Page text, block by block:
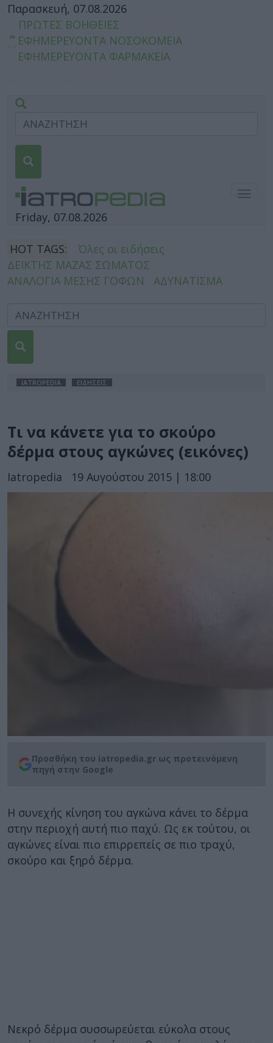
Παρασκευή, 07.08.2026
ΠΡΩΤΕΣ ΒΟΗΘΕΙΕΣ
ΕΦΗΜΕΡΕΥΟΝΤΑ ΝΟΣΟΚΟΜΕΙΑ
ΕΦΗΜΕΡΕΥΟΝΤΑ ΦΑΡΜΑΚΕΙΑ
Friday, 07.08.2026
HOT TAGS:
Όλες οι ειδήσεις
ΔΕΙΚΤΗΣ ΜΑΖΑΣ ΣΩΜΑΤΟΣ
ΑΝΑΛΟΓΙΑ ΜΕΣΗΣ ΓΟΦΩΝ
ΑΔΥΝΑΤΙΣΜΑ
IATROPEDIA ΕΙΔΗΣΕΙΣ
Τι να κάνετε για το σκούρο
δέρμα στους αγκώνες (εικόνες)
Iatropedia 19 Αυγούστου 2015 | 18:00
Προσθήκη του iatropedia.gr ως προτεινόμενη
πηγή στην Google
Η συνεχής κίνηση του αγκώνα κάνει το δέρμα
στην περιοχή αυτή πιο παχύ. Ως εκ τούτου, οι
αγκώνες είναι πιο επιρρεπείς σε πιο τραχύ,
σκούρο και ξηρό δέρμα.
Νεκρό δέρμα συσσωρεύεται εύκολα στους